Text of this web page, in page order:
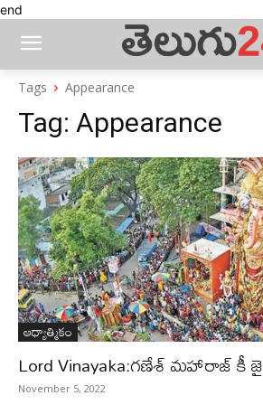
end
Tags Appearance
Tag: Appearance
ఆధ్యాత్మికం
Lord Vinayaka:గణేశ్ మహారాజ్ కీ జై
November 5, 2022